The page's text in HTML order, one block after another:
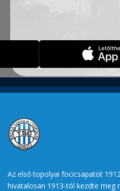
Az első topolyai focicsapatot
hivatalosan 1913-tól kezdte meg